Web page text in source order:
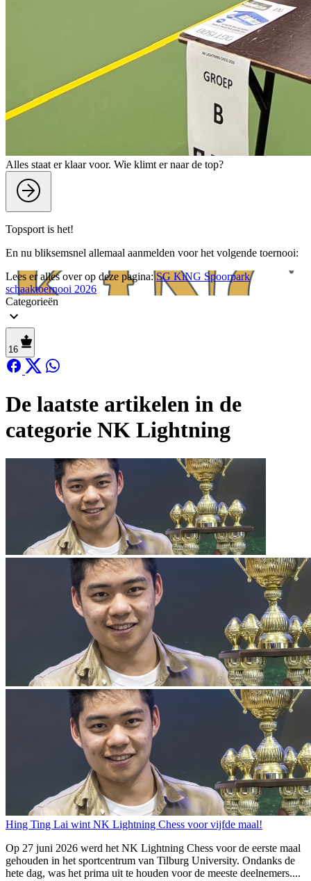
Alles staat er klaar voor. Wie klimt er naar de top?
Topsport is het!
En nu bliksemsnel allemaal aanmelden voor het volgende toernooi:
Lees er alles over op deze pagina:SG KiNG Spoorpark
schaaktoernooi 2026
Categorieën
16
De laatste artikelen in de
categorie NK Lightning
Hing Ting Lai wint NK Lightning Chess voor vijfde maal!
Op 27 juni 2026 werd het NK Lightning Chess voor de eerste maal
gehouden in het sportcentrum van Tilburg University. Ondanks de
hete dag, was het prima uit te houden voor de meeste deelnemers....